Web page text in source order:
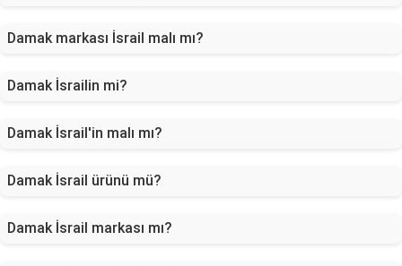
Damak markası İsrail malı mı?
Damak İsrailin mi?
Damak İsrail'in malı mı?
Damak İsrail ürünü mü?
Damak İsrail markası mı?